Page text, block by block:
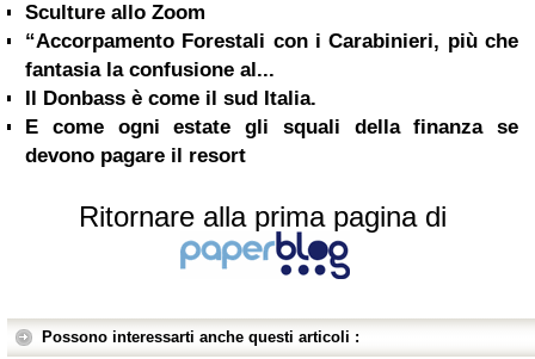
Sculture allo Zoom
“Accorpamento Forestali con i Carabinieri, più che
fantasia la confusione al...
Il Donbass è come il sud Italia.
E come ogni estate gli squali della finanza se
devono pagare il resort
Ritornare alla prima pagina di
Possono interessarti anche questi articoli :